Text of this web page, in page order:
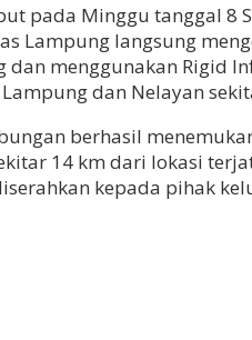
pada Minggu tanggal 8
Lampung langsung
menggunakan Rigid
dan Nelayan
berhasil
14 km dari lokasi
kepada pihak